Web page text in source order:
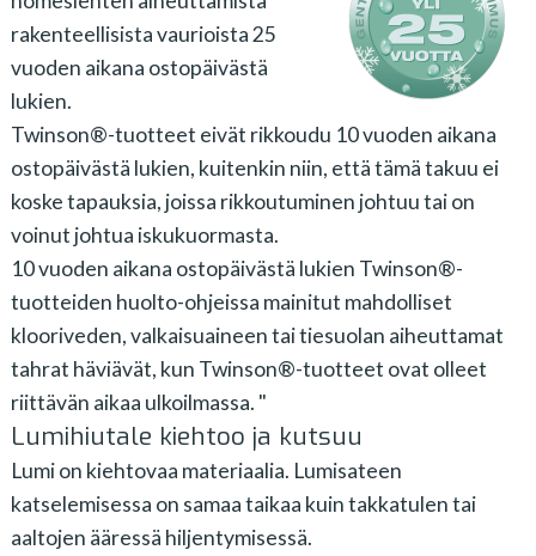
rakenteellisista vaurioista 25
vuoden aikana ostopäivästä
lukien.
Twinson®-tuotteet eivät rikkoudu 10 vuoden aikana
ostopäivästä lukien, kuitenkin niin, että tämä takuu ei
koske tapauksia, joissa rikkoutuminen johtuu tai on
voinut johtua iskukuormasta.
10 vuoden aikana ostopäivästä lukien Twinson®-
tuotteiden huolto-ohjeissa mainitut mahdolliset
klooriveden, valkaisuaineen tai tiesuolan aiheuttamat
tahrat häviävät, kun Twinson®-tuotteet ovat olleet
riittävän aikaa ulkoilmassa. "
Lumihiutale kiehtoo ja kutsuu
Lumi on kiehtovaa materiaalia. Lumisateen
katselemisessa on samaa taikaa kuin takkatulen tai
aaltojen ääressä hiljentymisessä.